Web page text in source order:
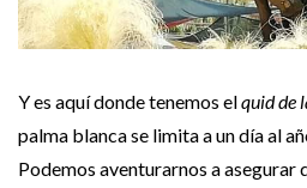
Y es aquí donde tenemos elquid de
palma blanca se limita a un día al
Podemos aventurarnos a asegurar